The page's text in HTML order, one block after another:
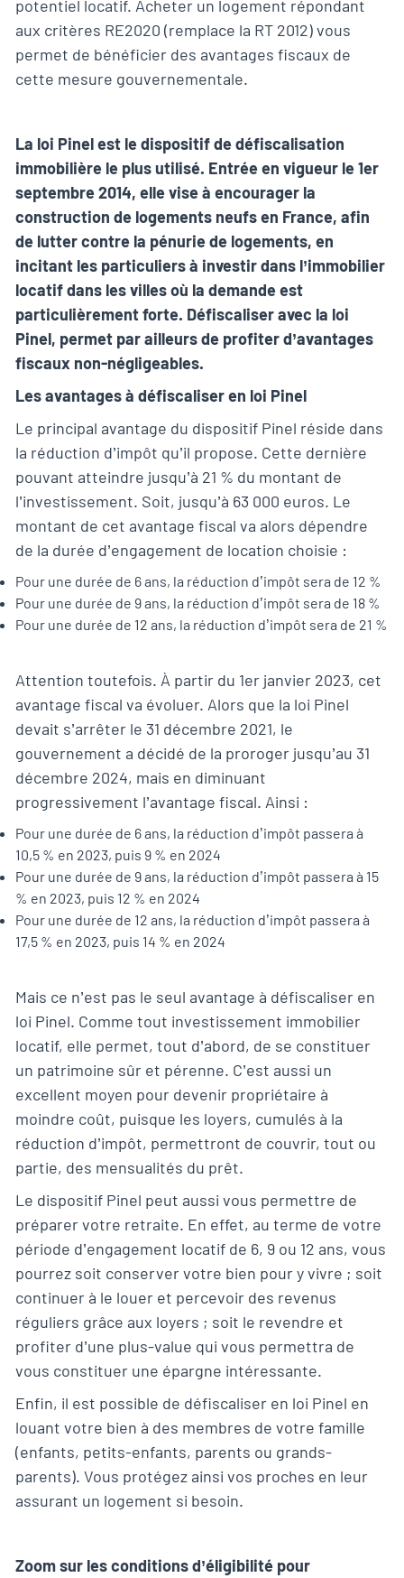
potentiel locatif. Acheter un logement répondant
aux critères RE2020 (remplace la RT 2012) vous
permet de bénéficier des avantages fiscaux de
cette mesure gouvernementale.
La loi Pinel est le dispositif de défiscalisation
immobilière le plus utilisé. Entrée en vigueur le 1er
septembre 2014, elle vise à encourager la
construction de logements neufs en France, afin
de lutter contre la pénurie de logements, en
incitant les particuliers à investir dans l’immobilier
locatif dans les villes où la demande est
particulièrement forte. Défiscaliser avec la loi
Pinel, permet par ailleurs de profiter d’avantages
fiscaux non-négligeables.
Les avantages à défiscaliser en loi Pinel
Le principal avantage du dispositif Pinel réside dans
la réduction d’impôt qu’il propose. Cette dernière
pouvant atteindre jusqu’à 21 % du montant de
l’investissement. Soit, jusqu’à 63 000 euros. Le
montant de cet avantage fiscal va alors dépendre
de la durée d’engagement de location choisie :
Pour une durée de 6 ans, la réduction d’impôt sera de 12 %
Pour une durée de 9 ans, la réduction d’impôt sera de 18 %
Pour une durée de 12 ans, la réduction d’impôt sera de 21 %
Attention toutefois. À partir du 1er janvier 2023, cet
avantage fiscal va évoluer. Alors que la loi Pinel
devait s’arrêter le 31 décembre 2021, le
gouvernement a décidé de la proroger jusqu’au 31
décembre 2024, mais en diminuant
progressivement l’avantage fiscal. Ainsi :
Pour une durée de 6 ans, la réduction d’impôt passera à
10,5 % en 2023, puis 9 % en 2024
Pour une durée de 9 ans, la réduction d’impôt passera à 15
% en 2023, puis 12 % en 2024
Pour une durée de 12 ans, la réduction d’impôt passera à
17,5 % en 2023, puis 14 % en 2024
Mais ce n’est pas le seul avantage à défiscaliser en
loi Pinel. Comme tout investissement immobilier
locatif, elle permet, tout d’abord, de se constituer
un patrimoine sûr et pérenne. C’est aussi un
excellent moyen pour devenir propriétaire à
moindre coût, puisque les loyers, cumulés à la
réduction d’impôt, permettront de couvrir, tout ou
partie, des mensualités du prêt.
Le dispositif Pinel peut aussi vous permettre de
préparer votre retraite. En effet, au terme de votre
période d’engagement locatif de 6, 9 ou 12 ans, vous
pourrez soit conserver votre bien pour y vivre ; soit
continuer à le louer et percevoir des revenus
réguliers grâce aux loyers ; soit le revendre et
profiter d’une plus-value qui vous permettra de
vous constituer une épargne intéressante.
Enfin, il est possible de défiscaliser en loi Pinel en
louant votre bien à des membres de votre famille
(enfants, petits-enfants, parents ou grands-
parents). Vous protégez ainsi vos proches en leur
assurant un logement si besoin.
Zoom sur les conditions d’éligibilité pour